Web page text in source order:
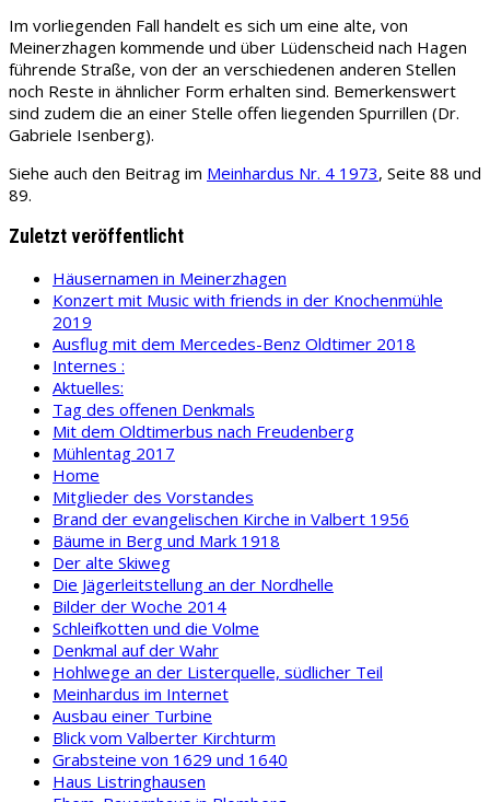
Im vorliegenden Fall handelt es sich um eine alte, von
Meinerzhagen kommende und über Lüdenscheid nach Hagen
führende Straße, von der an verschiedenen anderen Stellen
noch Reste in ähnlicher Form erhalten sind. Bemerkenswert
sind zudem die an einer Stelle offen liegenden Spurrillen (Dr.
Gabriele Isenberg).
Siehe auch den Beitrag im Meinhardus Nr. 4 1973, Seite 88 und
89.
Zuletzt veröffentlicht
Häusernamen in Meinerzhagen
Konzert mit Music with friends in der Knochenmühle
2019
Ausflug mit dem Mercedes-Benz Oldtimer 2018
Internes :
Aktuelles:
Tag des offenen Denkmals
Mit dem Oldtimerbus nach Freudenberg
Mühlentag 2017
Home
Mitglieder des Vorstandes
Brand der evangelischen Kirche in Valbert 1956
Bäume in Berg und Mark 1918
Der alte Skiweg
Die Jägerleitstellung an der Nordhelle
Bilder der Woche 2014
Schleifkotten und die Volme
Denkmal auf der Wahr
Hohlwege an der Listerquelle, südlicher Teil
Meinhardus im Internet
Ausbau einer Turbine
Blick vom Valberter Kirchturm
Grabsteine von 1629 und 1640
Haus Listringhausen